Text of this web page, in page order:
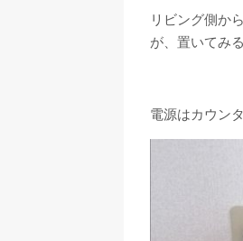
リビング側か
が、置いてみ
電源はカウン